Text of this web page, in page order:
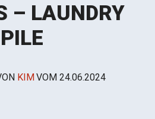
– LAUNDRY
PILE
KIMVOM 24.06.2024